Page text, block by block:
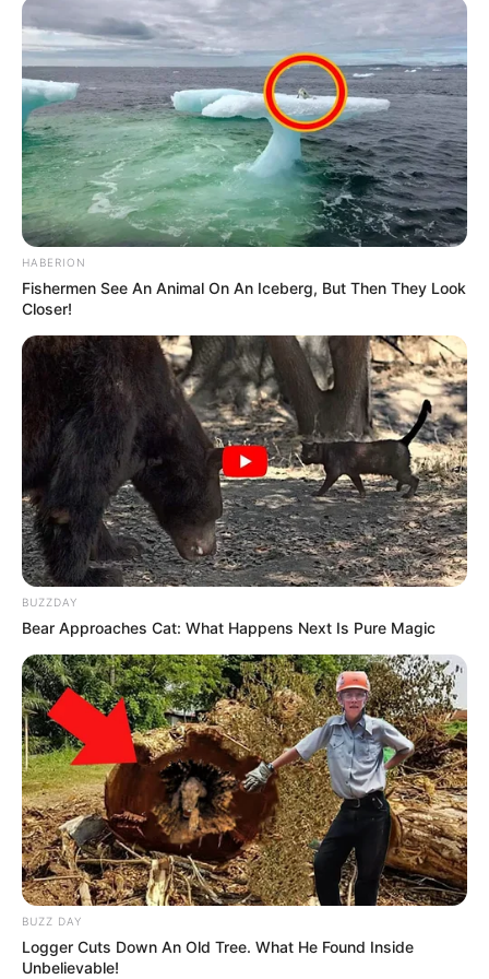
Bad Bunny
© Shutterstock
Um vídeo se tornou viral do rapper porto-riquenho pegando o
telefone de uma fã e jogando-o na água, enquanto ela tentava tirar
uma foto com ele. No vídeo, você pode ver a mulher seguindo Bad
Bunny, enquanto ele caminhava na República Dominicana (onde
estava de férias), chegando em um momento a ficar na frente dele
na tentativa de tirar uma selfie. Irritado, o cantor pega seu telefone
e o joga na água, chocando os espectadores.
O próprio Bad Bunny tuitousobre o incidente após o vídeo
acumular mais de um milhão de visualizações. "A pessoa que vem
até mim para me cumprimentar, para me dizer algo, ou apenas
para me conhecer, sempre receberá minha atenção e respeito",
disse ele.
"Aqueles que vierem colocar um telefone [palavrão] na minha cara,
vou considerá-lo pelo que é, uma falta de respeito e vou tratá-lo da
mesma forma". Os fãs ficaram divididos com sua reação, com
alguns dizendo que ele foi longe demais e deveria reconhecer que
ele é uma celebridade e que não pode simplesmente danificar a
propriedade das pessoas.
Outros disseram que Bunny tinha direito a ter uma pausa do
HABERION
Fishermen See An Animal On An Iceberg, But Then They Look
Closer!
BUZZDAY
Bear Approaches Cat: What Happens Next Is Pure Magic
BUZZ DAY
Logger Cuts Down An Old Tree. What He Found Inside
Unbelievable!